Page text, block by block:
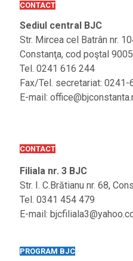
CONTACT
Sediul central BJC
Str. Mircea cel Batrân nr.
Constanţa, cod poştal
Tel. 0241 616 244
Fax/Tel. secretariat: 0241-
E-mail:
CONTACT
Filiala nr. 3 BJC
Str. I. C.Brătianu nr. 68,
Tel. 0341 454 479
E-mail:
PROGRAM BJC